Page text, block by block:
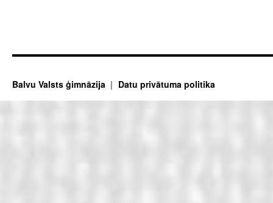
Balvu Valsts ģimnāzija Datu privātuma politika